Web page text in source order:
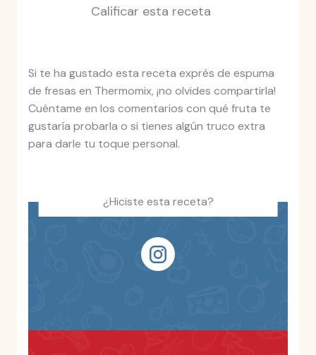
Calificar esta receta
Si te ha gustado esta receta exprés de espuma
de fresas en Thermomix, ¡no olvides compartirla!
Cuéntame en los comentarios con qué fruta te
gustaría probarla o si tienes algún truco extra
para darle tu toque personal.
¿Hiciste esta receta?